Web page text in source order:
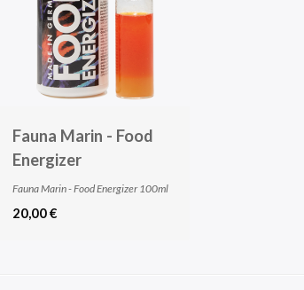
Fauna Marin - Food
Energizer
Fauna Marin - Food Energizer 100ml
20,00 €